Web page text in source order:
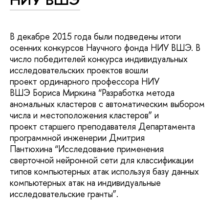
В декабре 2015 года были подведены итоги
осенних конкурсов Научного фонда НИУ ВШЭ. В
число победителей конкурса индивидуальных
исследовательских проектов вошли
проект ординарного профессора НИУ
ВШЭ Бориса Миркина “Разработка метода
аномальных кластеров с автоматическим выбором
числа и местоположения кластеров” и
проект старшего преподавателя Департамента
программной инженерии Дмитрия
Пантюхина “Исследование применения
сверточной нейронной сети для классификации
типов компьютерных атак используя базу данных
компьютерных атак на индивидуальные
исследовательские гранты”.